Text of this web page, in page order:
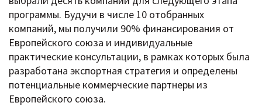
программы. Будучи в числе 10 отобранных
компаний, мы получили 90% финансирования от
Европейского союза и индивидуальные
практические консультации, в рамках которых была
разработана экспортная стратегия и определены
потенциальные коммерческие партнеры из
Европейского союза.